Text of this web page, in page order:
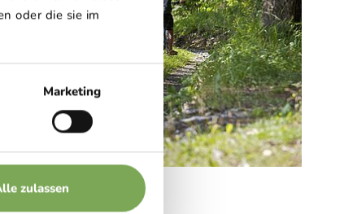
oder die sie im
Marketing
zulassen